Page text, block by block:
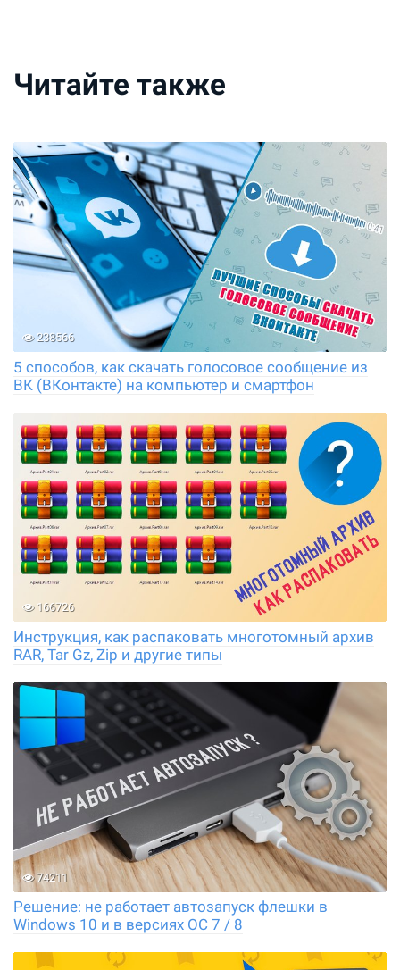
Читайте также
238566
5 способов, как скачать голосовое сообщение из
ВК (ВКонтакте) на компьютер и смартфон
166726
Инструкция, как распаковать многотомный архив
RAR, Tar Gz, Zip и другие типы
74211
Решение: не работает автозапуск флешки в
Windows 10 и в версиях ОС 7 / 8